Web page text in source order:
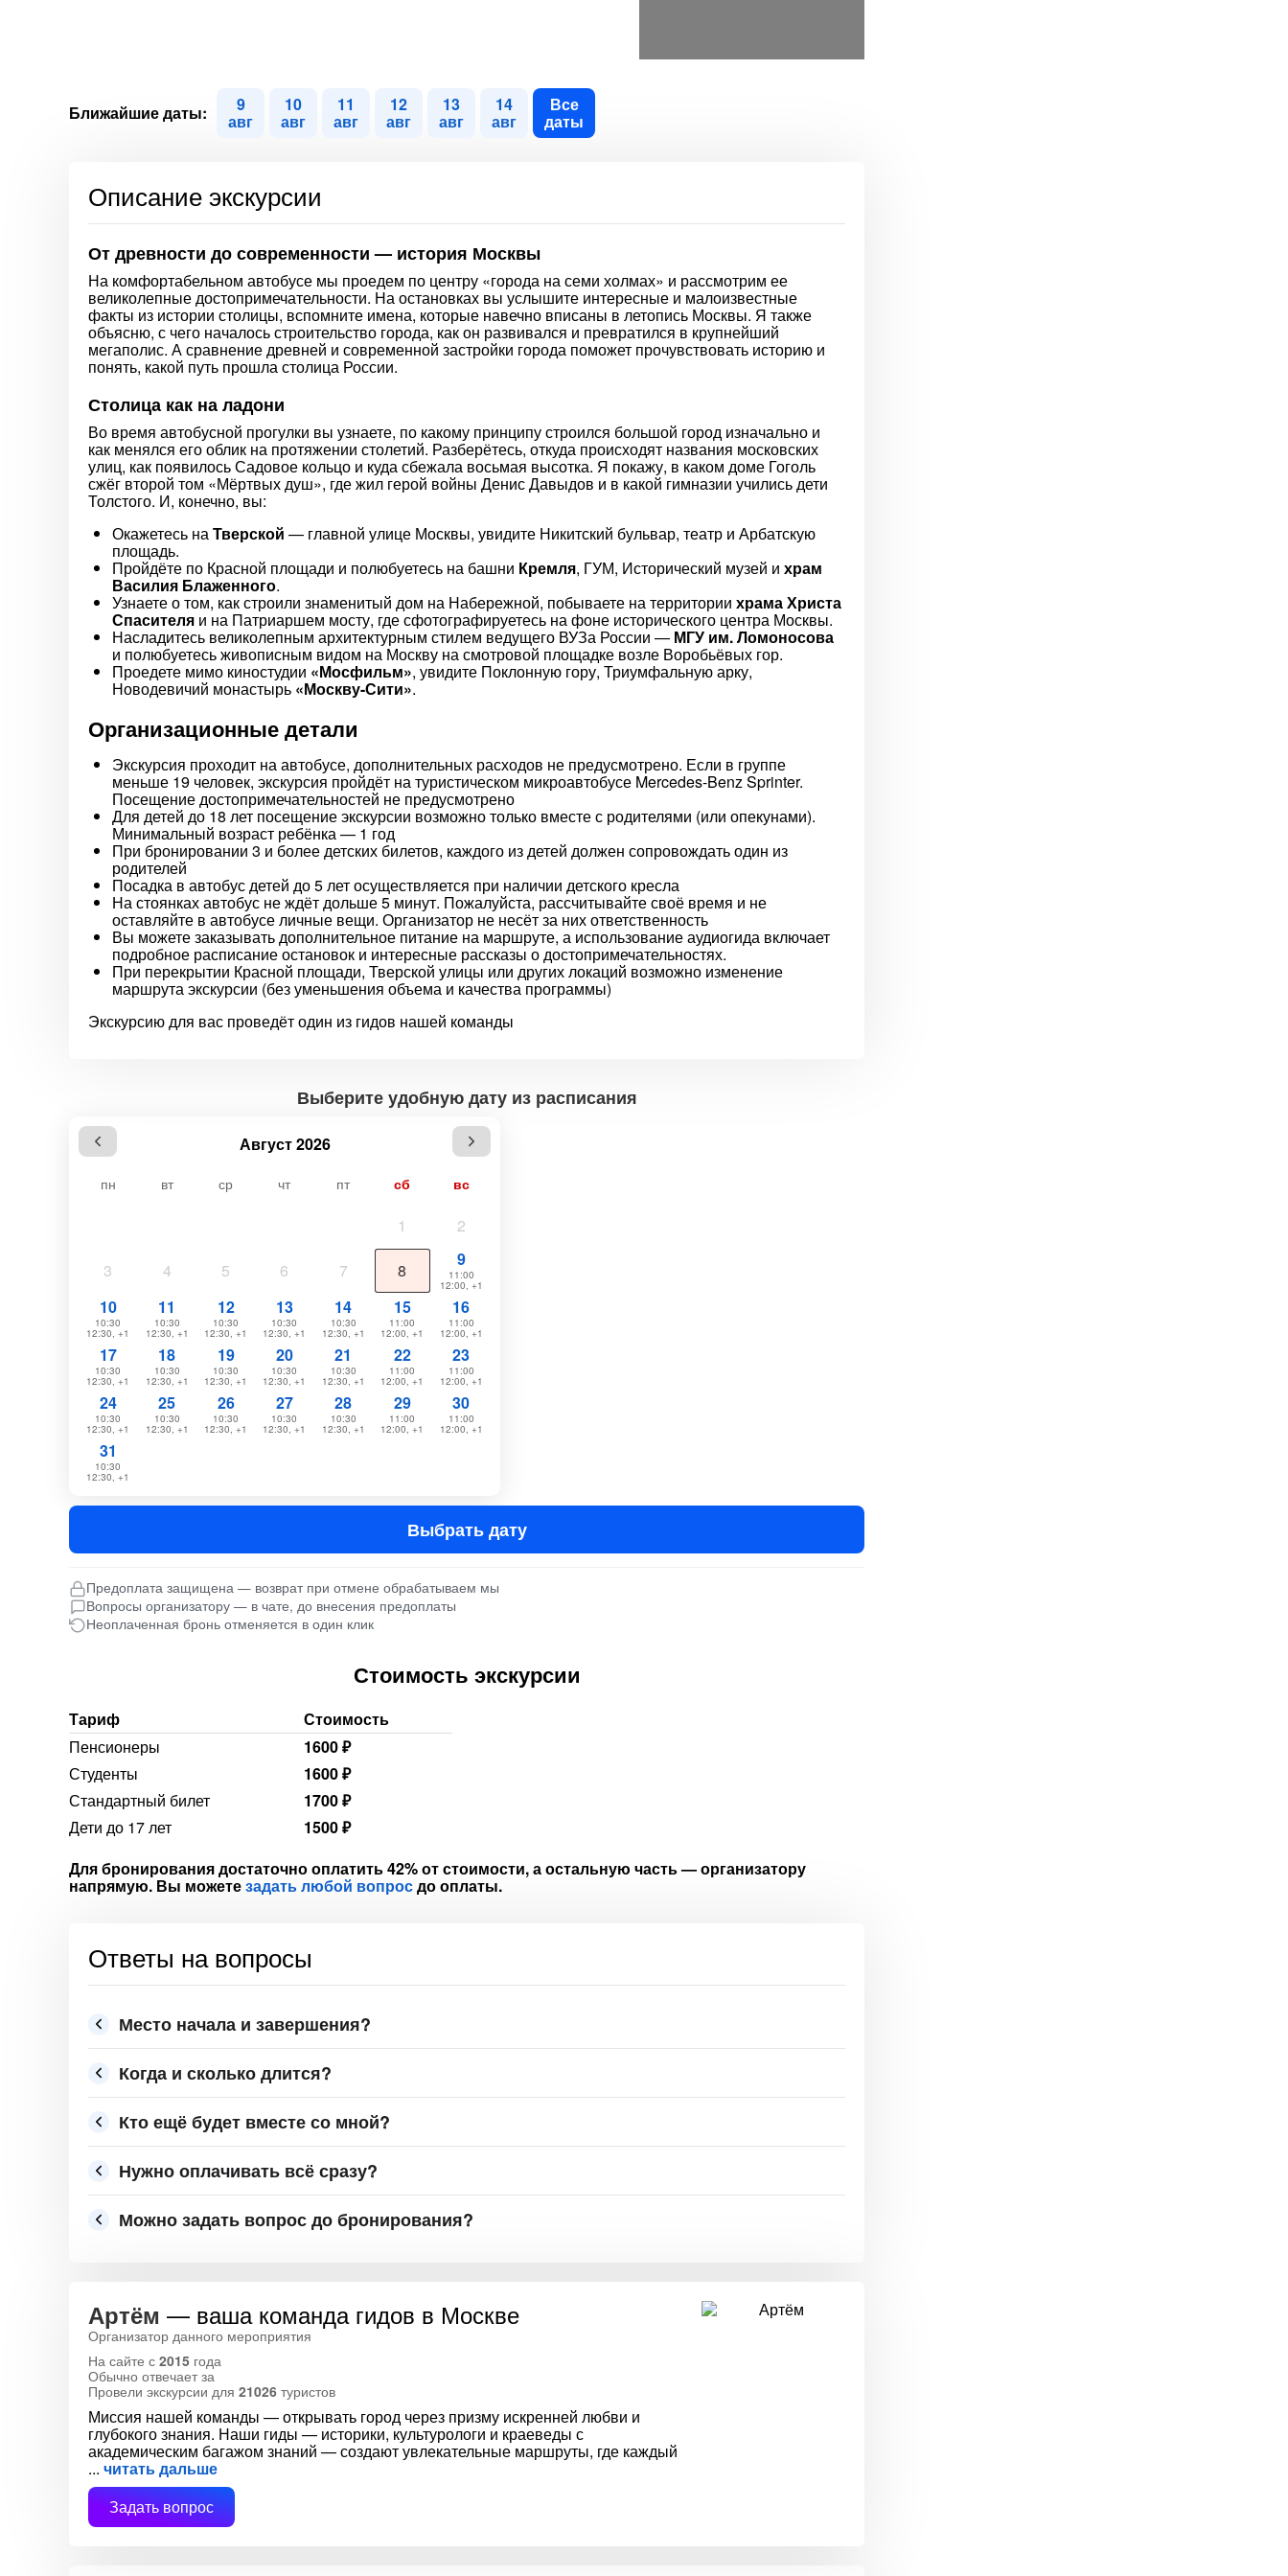
Ближайшие даты: 9
авг
10
авг
11
авг
12
авг
13
авг
14
авг
Все
даты
Описание экскурсии
От древности до современности — история Москвы
На комфортабельном автобусе мы проедем по центру «города на семи холмах» и рассмотрим ее
великолепные достопримечательности. На остановках вы услышите интересные и малоизвестные
факты из истории столицы, вспомните имена, которые навечно вписаны в летопись Москвы. Я также
объясню, с чего началось строительство города, как он развивался и превратился в крупнейший
мегаполис. А сравнение древней и современной застройки города поможет прочувствовать историю и
понять, какой путь прошла столица России.
Столица как на ладони
Во время автобусной прогулки вы узнаете, по какому принципу строился большой город изначально и
как менялся его облик на протяжении столетий. Разберётесь, откуда происходят названия московских
улиц, как появилось Садовое кольцо и куда сбежала восьмая высотка. Я покажу, в каком доме Гоголь
сжёг второй том «Мёртвых душ», где жил герой войны Денис Давыдов и в какой гимназии учились дети
Толстого. И, конечно, вы:
Окажетесь наТверской — главной улице Москвы, увидите Никитский бульвар, театр и Арбатскую
площадь.
Пройдёте по Красной площади и полюбуетесь на башни Кремля, ГУМ, Исторический музей и храм
Василия Блаженного.
Узнаете о том, как строили знаменитый дом на Набережной, побываете на территории храма Христа
Спасителя и на Патриаршем мосту, где сфотографируетесь на фоне исторического центра Москвы.
Насладитесь великолепным архитектурным стилем ведущего ВУЗа России — МГУ им. Ломоносова
и полюбуетесь живописным видом на Москву на смотровой площадке возле Воробьёвых гор.
Проедете мимо киностудии «Мосфильм», увидите Поклонную гору, Триумфальную арку,
Новодевичий монастырь «Москву-Сити».
Организационные детали
Экскурсия проходит на автобусе, дополнительных расходов не предусмотрено. Если в группе
меньше 19 человек, экскурсия пройдёт на туристическом микроавтобусе Mercedes-Benz Sprinter.
Посещение достопримечательностей не предусмотрено
Для детей до 18 лет посещение экскурсии возможно только вместе с родителями (или опекунами).
Минимальный возраст ребёнка — 1 год
При бронировании 3 и более детских билетов, каждого из детей должен сопровождать один из
родителей
Посадка в автобус детей до 5 лет осуществляется при наличии детского кресла
На стоянках автобус не ждёт дольше 5 минут. Пожалуйста, рассчитывайте своё время и не
оставляйте в автобусе личные вещи. Организатор не несёт за них ответственность
Вы можете заказывать дополнительное питание на маршруте, а использование аудиогида включает
подробное расписание остановок и интересные рассказы о достопримечательностях.
При перекрытии Красной площади, Тверской улицы или других локаций возможно изменение
маршрута экскурсии (без уменьшения объема и качества программы)
Экскурсию для вас проведёт один из гидов нашей команды
Выберите удобную дату из расписания
Август 2026
пн вт ср чт пт сб вс
1 2
3 4 5 6 7 8
9
11:00
12:00, +1
10
10:30
12:30, +1
11
10:30
12:30, +1
12
10:30
12:30, +1
13
10:30
12:30, +1
14
10:30
12:30, +1
15
11:00
12:00, +1
16
11:00
12:00, +1
17
10:30
12:30, +1
18
10:30
12:30, +1
19
10:30
12:30, +1
20
10:30
12:30, +1
21
10:30
12:30, +1
22
11:00
12:00, +1
23
11:00
12:00, +1
24
10:30
12:30, +1
25
10:30
12:30, +1
26
10:30
12:30, +1
27
10:30
12:30, +1
28
10:30
12:30, +1
29
11:00
12:00, +1
30
11:00
12:00, +1
31
10:30
12:30, +1
Выбрать дату
Предоплата защищена — возврат при отмене обрабатываем мы
Вопросы организатору — в чате, до внесения предоплаты
Неоплаченная бронь отменяется в один клик
Стоимость экскурсии
Тариф
Стоимость
Пенсионеры
1600 ₽
Студенты
1600 ₽
Стандартный билет
1700 ₽
Дети до 17 лет
1500 ₽
Для бронирования достаточно оплатить 42% от стоимости, а остальную часть — организатору
напрямую. Вы можетезадать любой вопросдо оплаты.
Ответы на вопросы
Место начала и завершения?
Когда и сколько длится?
Кто ещё будет вместе со мной?
Нужно оплачивать всё сразу?
Можно задать вопрос до бронирования?
Артём — ваша команда гидов в Москве
Организатор данного мероприятия
На сайте с 2015 года
Обычно отвечает за
Провели экскурсии для 21026 туристов
Миссия нашей команды — открывать город через призму искренней любви и
глубокого знания. Наши гиды — историки, культурологи и краеведы с
академическим багажом знаний — создают увлекательные маршруты, где каждый
читать дальше
Задать вопрос